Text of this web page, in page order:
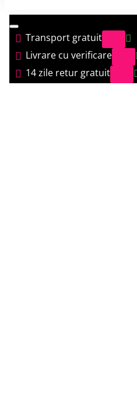
Transport gratuit
Livrare cu verificare
14 zile retur gratuit